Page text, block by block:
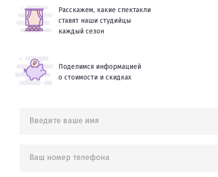
Расскажем, какие спектакли
ставят наши студийцы
каждый сезон
Поделимся информацией
о стоимости и скидках
Введите ваше имя
Ваш номер телефона